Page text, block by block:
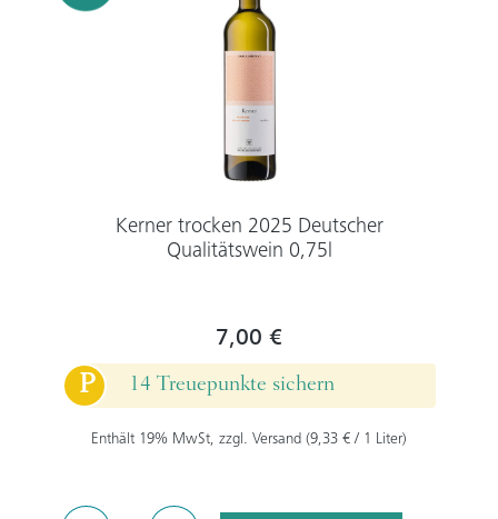
Kerner trocken 2025 Deutscher
Qualitätswein 0,75l
7,00 €
P
14 Treuepunkte sichern
Enthält 19% MwSt, zzgl. Versand (9,33 € / 1 Liter)